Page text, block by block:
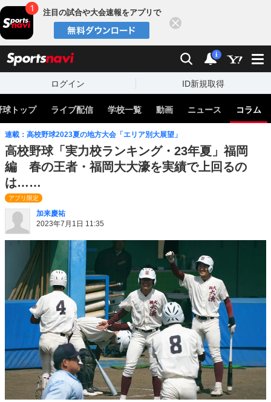
注目の試合や大会速報をアプリで
検索 通知
i
ログイン ID新規取得
球トップ ライブ配信 学校一覧 動画 ニュース コラム
連載：高校野球2023夏の地方大会「エリア別大展望」
高校野球「実力校ランキング・23年夏」福岡
編 春の王者・福岡大大濠を実績で上回るの
は……
アプリ限定
加来慶祐
2023年7月1日 11:35